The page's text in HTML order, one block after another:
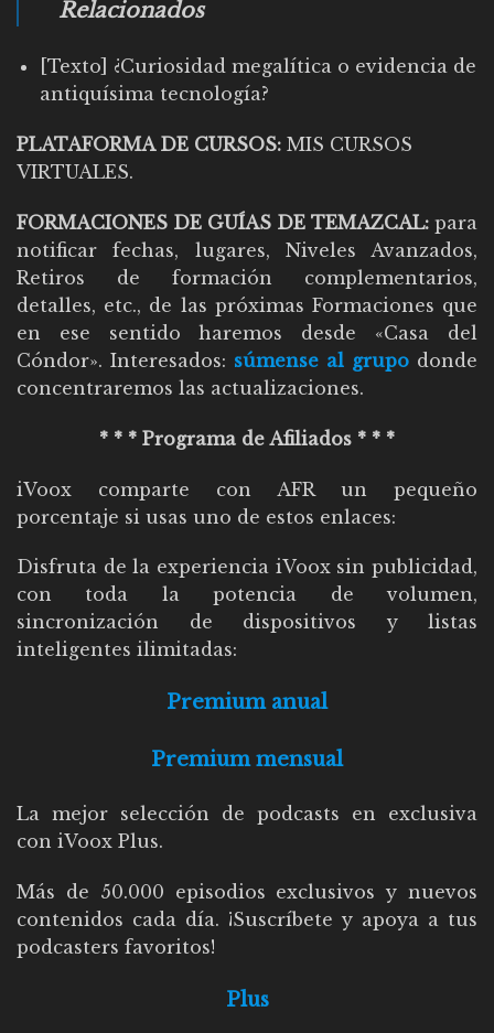
Relacionados
[Texto] ¿Curiosidad megalítica o evidencia de
antiquísima tecnología?
PLATAFORMA DE CURSOS: MIS CURSOS
VIRTUALES.
FORMACIONES DE GUÍAS DE TEMAZCAL: para
notificar fechas, lugares, Niveles Avanzados,
Retiros de formación complementarios,
detalles, etc., de las próximas Formaciones que
en ese sentido haremos desde «Casa del
Cóndor». Interesados: súmense al grupo donde
concentraremos las actualizaciones.
* * * Programa de Afiliados * * *
iVoox comparte con AFR un pequeño
porcentaje si usas uno de estos enlaces:
Disfruta de la experiencia iVoox sin publicidad,
con toda la potencia de volumen,
sincronización de dispositivos y listas
inteligentes ilimitadas:
Premium anual
Premium mensual
La mejor selección de podcasts en exclusiva
con iVoox Plus.
Más de 50.000 episodios exclusivos y nuevos
contenidos cada día. ¡Suscríbete y apoya a tus
podcasters favoritos!
Plus